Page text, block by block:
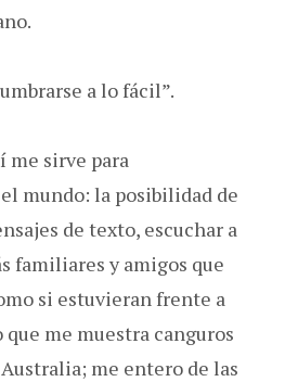
a lo fácil”.
me sirve para
mundo: la posibilidad de
de texto, escuchar a
familiares y amigos que
si estuvieran frente a
me muestra canguros
me entero de las